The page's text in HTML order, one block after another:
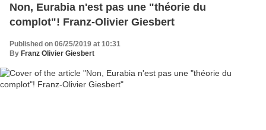
Non, Eurabia n'est pas une "théorie du
complot"! Franz-Olivier Giesbert
Published on 06/25/2019 at 10:31
By Franz Olivier Giesbert